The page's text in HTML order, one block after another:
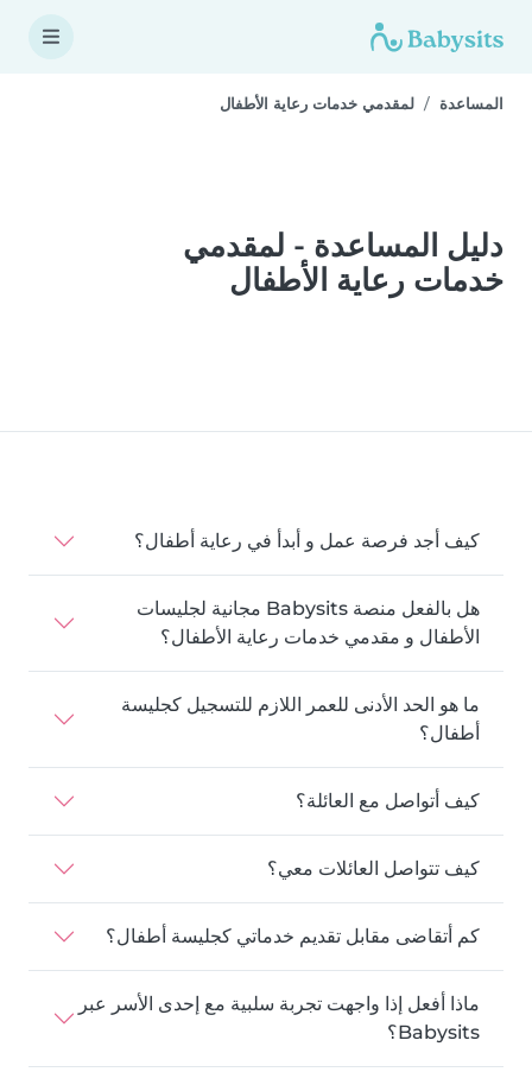
المساعدة لمقدمي خدمات رعاية الأطفال
دليل المساعدة - لمقدمي
خدمات رعاية الأطفال
كيف أجد فرصة عمل و أبدأ في رعاية أطفال؟
هل بالفعل منصة Babysits مجانية لجليسات
الأطفال و مقدمي خدمات رعاية الأطفال؟
ما هو الحد الأدنى للعمر اللازم للتسجيل كجليسة
أطفال؟
كيف أتواصل مع العائلة؟
كيف تتواصل العائلات معي؟
كم أتقاضى مقابل تقديم خدماتي كجليسة أطفال؟
ماذا أفعل إذا واجهت تجربة سلبية مع إحدى الأسر عبر
Babysits؟